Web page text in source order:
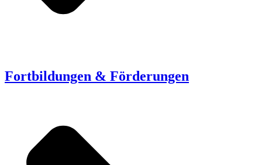
Fortbildungen & Förderungen